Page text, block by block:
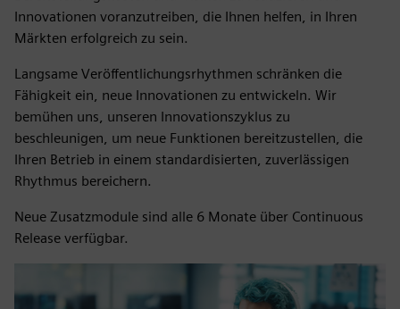
Innovationen voranzutreiben, die Ihnen helfen, in Ihren
Märkten erfolgreich zu sein.
Langsame Veröffentlichungsrhythmen schränken die
Fähigkeit ein, neue Innovationen zu entwickeln. Wir
bemühen uns, unseren Innovationszyklus zu
beschleunigen, um neue Funktionen bereitzustellen, die
Ihren Betrieb in einem standardisierten, zuverlässigen
Rhythmus bereichern.
Neue Zusatzmodule sind alle 6 Monate über Continuous
Release verfügbar.